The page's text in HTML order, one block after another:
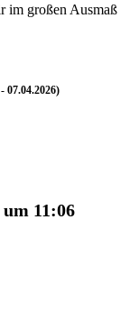
im großen Ausmaß
07.04.2026)
11:06